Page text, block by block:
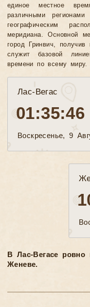
единое местное
различными
географическим
меридиана. Основной
город Гринвич, получив
служит базовой
времени по всему миру.
Лас-Вегас
01:35:48
Воскресенье, 9
В Лас-Вегасе
Женеве.